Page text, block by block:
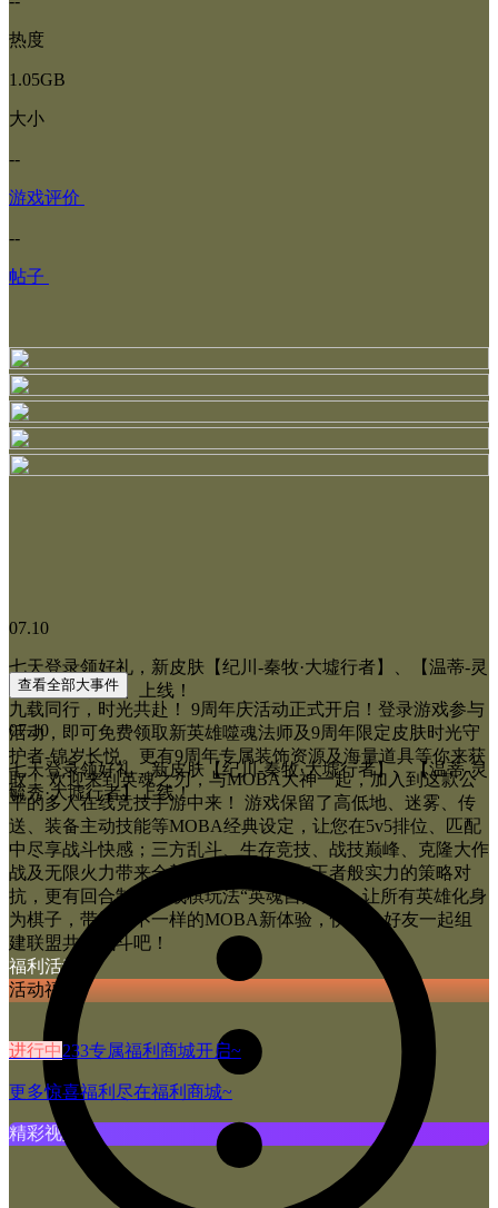
热度
1.05GB
大小
--
游戏评价
--
帖子
07.10
七天登录领好礼，新皮肤【纪川-秦牧·大墟行者】、【温蒂-灵
毓秀·大墟行者】上线！
07.10
七天登录领好礼，新皮肤【纪川-秦牧·大墟行者】、【温蒂-灵
毓秀·大墟行者】上线！
查看全部大事件
九载同行，时光共赴！ 9周年庆活动正式开启！登录游戏参与
活动，即可免费领取新英雄噬魂法师及9周年限定皮肤时光守
护者-锦岁长悦。更有9周年专属装饰资源及海量道具等你来获
取！ 欢迎来到英魂之刃，与MOBA大神一起，加入到这款公
平的多人在线竞技手游中来！ 游戏保留了高低地、迷雾、传
送、装备主动技能等MOBA经典设定，让您在5v5排位、匹配
中尽享战斗快感；三方乱斗、生存竞技、战技巅峰、克隆大作
战及无限火力带来全新的团队对决，与王者般实力的策略对
抗，更有回合制策略战棋玩法“英魂自走棋”，让所有英雄化身
为棋子，带给你不一样的MOBA新体验，快带上好友一起组
建联盟共同战斗吧！
福利活动
活动福利
进行中233专属福利商城开启~
更多惊喜福利尽在福利商城~
精彩视频